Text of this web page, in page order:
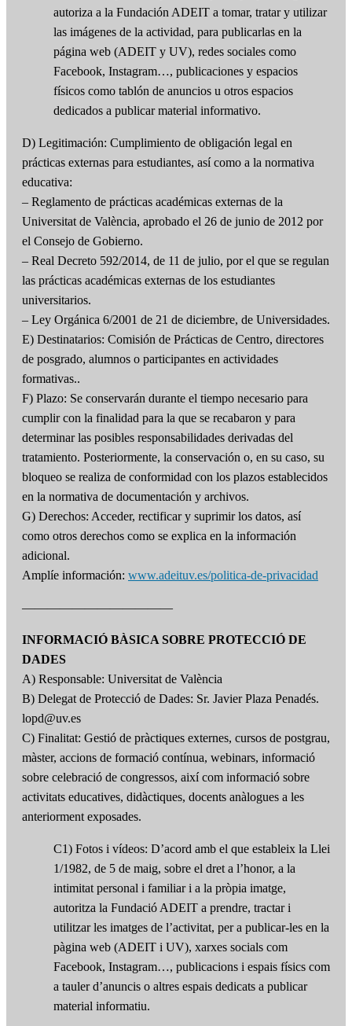
autoriza a la Fundación ADEIT a tomar, tratar y utilizar
las imágenes de la actividad, para publicarlas en la
página web (ADEIT y UV), redes sociales como
Facebook, Instagram…, publicaciones y espacios
físicos como tablón de anuncios u otros espacios
dedicados a publicar material informativo.
D) Legitimación: Cumplimiento de obligación legal en
prácticas externas para estudiantes, así como a la normativa
educativa:
– Reglamento de prácticas académicas externas de la
Universitat de València, aprobado el 26 de junio de 2012 por
el Consejo de Gobierno.
– Real Decreto 592/2014, de 11 de julio, por el que se regulan
las prácticas académicas externas de los estudiantes
universitarios.
– Ley Orgánica 6/2001 de 21 de diciembre, de Universidades.
E) Destinatarios: Comisión de Prácticas de Centro, directores
de posgrado, alumnos o participantes en actividades
formativas..
F) Plazo: Se conservarán durante el tiempo necesario para
cumplir con la finalidad para la que se recabaron y para
determinar las posibles responsabilidades derivadas del
tratamiento. Posteriormente, la conservación o, en su caso, su
bloqueo se realiza de conformidad con los plazos establecidos
en la normativa de documentación y archivos.
G) Derechos: Acceder, rectificar y suprimir los datos, así
como otros derechos como se explica en la información
adicional.
Amplíe información: www.adeituv.es/politica-de-privacidad
————————————
INFORMACIÓ BÀSICA SOBRE PROTECCIÓ DE
DADES
A) Responsable: Universitat de València
B) Delegat de Protecció de Dades: Sr. Javier Plaza Penadés.
lopd@uv.es
C) Finalitat: Gestió de pràctiques externes, cursos de postgrau,
màster, accions de formació contínua, webinars, informació
sobre celebració de congressos, així com informació sobre
activitats educatives, didàctiques, docents anàlogues a les
anteriorment exposades.
C1) Fotos i vídeos: D’acord amb el que estableix la Llei
1/1982, de 5 de maig, sobre el dret a l’honor, a la
intimitat personal i familiar i a la pròpia imatge,
autoritza la Fundació ADEIT a prendre, tractar i
utilitzar les imatges de l’activitat, per a publicar-les en la
pàgina web (ADEIT i UV), xarxes socials com
Facebook, Instagram…, publicacions i espais físics com
a tauler d’anuncis o altres espais dedicats a publicar
material informatiu.